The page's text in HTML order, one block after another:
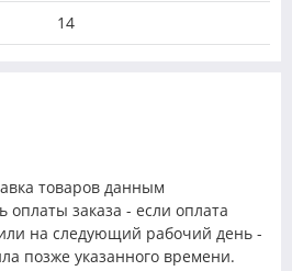
14
товаров данным
оплаты заказа - если оплата
на следующий рабочий день -
позже указанного времени.